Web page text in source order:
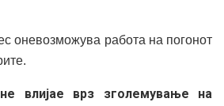
оневозможува работа на погонот
влијае врз зголемување на